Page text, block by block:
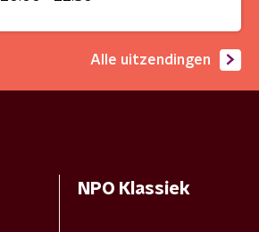
Alle uitzendingen
NPO Klassiek